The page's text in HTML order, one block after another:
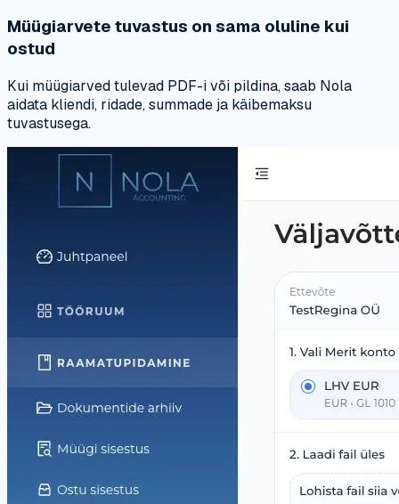
Müügiarvete tuvastus on sama oluline kui
ostud
Kui müügiarved tulevad PDF-i või pildina, saab Nola
aidata kliendi, ridade, summade ja käibemaksu
tuvastusega.